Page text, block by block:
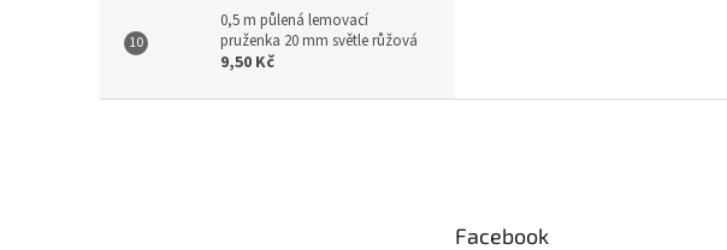
0,5 m půlená lemovací
pruženka 20 mm světle růžová
9,50 Kč
Facebook